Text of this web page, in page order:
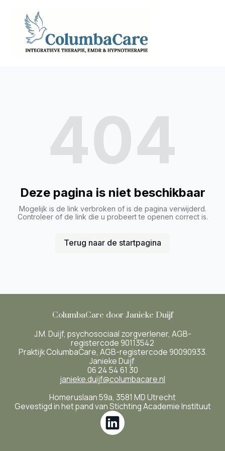
404
Deze pagina is niet beschikbaar
Mogelijk is de link verbroken of is de pagina verwijderd.
Controleer of de link die u probeert te openen correct is.
Terug naar de startpagina
ColumbaCare door Janieke Duijf
J.M. Duijf, psychosociaal zorgverlener, AGB-
registercode 90113542
Praktijk ColumbaCare, AGB-registercode 90090933.
Janieke Duijf
06 24 54 61 30
janieke.duijf@columbacare.nl
Homeruslaan 59a, 3581 MD Utrecht
Gevestigd in het pand van Stichting Academie Instituut